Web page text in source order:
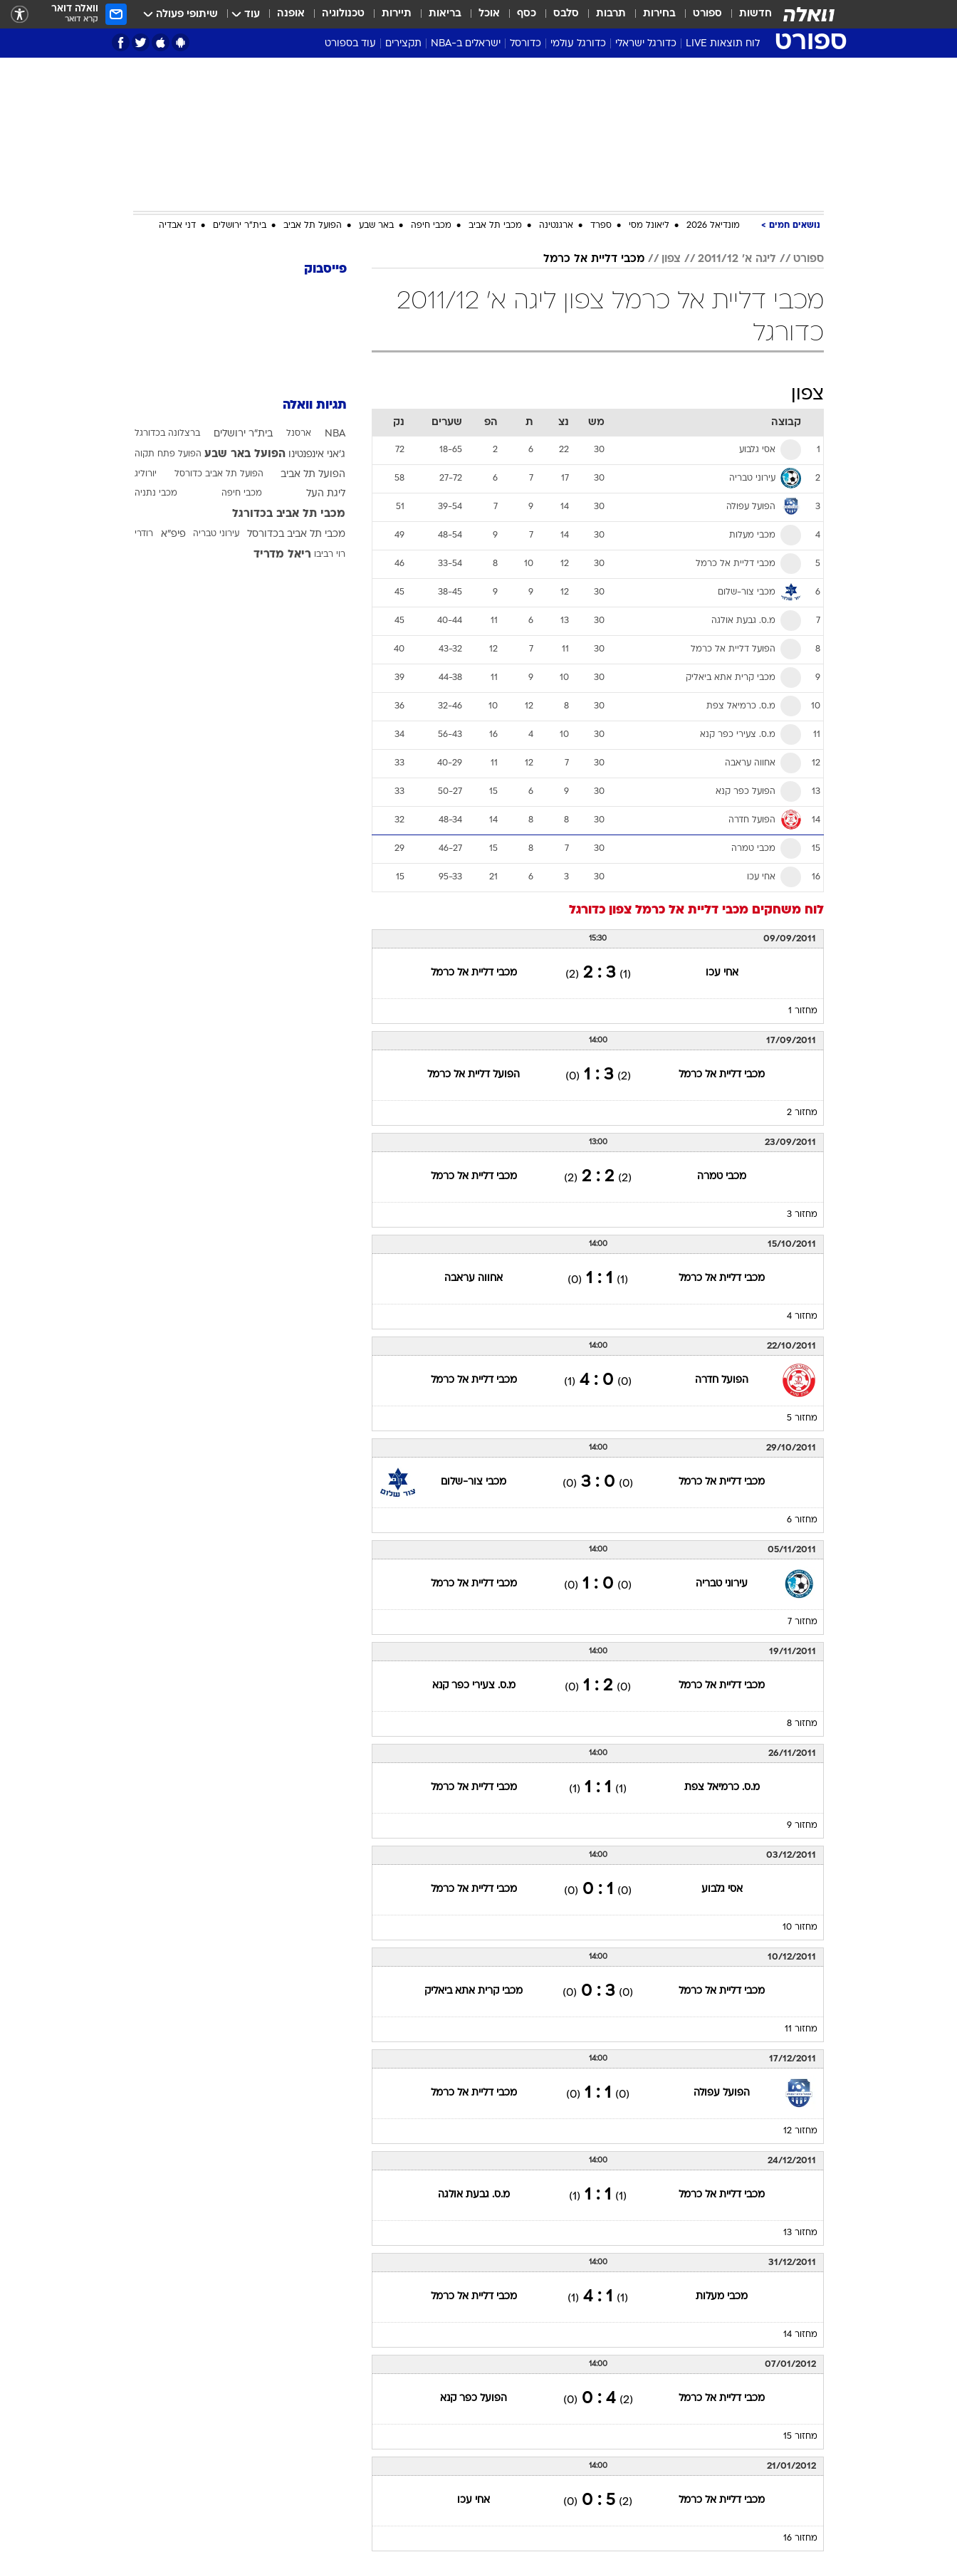
חדשות ספורט בחירות תרבות סלבס כסף אוכל בריאות תיירות טכנולוגיה אופנה עוד שיתופי פעולה וואלה דואר
קרא דואר
ספורט לוח תוצאות LIVE כדורגל ישראלי
ליגה א'
כדורגל עולמי
דרום אמריקה
כדורסל ישראלים ב-NBA תקצירים עוד בספורט
סערה בממלכה
4-4-2
משרד החוץ
רץ על הקווים
ספורט בחקירה
סוגרים שנה
מונדיאל 2014
בראש ובראשונה
אליפות אפריקה 2015
כתבו לנו
נושאים חמים מונדיאל 2026 ליאונל מסי ספרד ארגנטינה מכבי תל אביב מכבי חיפה באר שבע הפועל תל אביב בית"ר ירושלים דני אבדיה
ספורט ליגה א' 2011/12 צפון מכבי דליית אל כרמל
מכבי דליית אל כרמל צפון ליגה א' 2011/12
כדורגל
צפון
קבוצה מש נצ ת הפ שערים נק
1 אסי גלבוע 30
22
6
2
18-65
72
2 עירוני טבריה 30
17
7
6
27-72
58
3 הפועל עפולה 30
14
9
7
39-54
51
4 מכבי מעלות 30
14
7
9
48-54
49
5 מכבי דליית אל כרמל 30
12
10
8
33-54
46
6 מכבי צור-שלום 30
12
9
9
38-45
45
7 מ.ס. גבעת אולגה 30
13
6
11
40-44
45
8 הפועל דליית אל כרמל 30
11
7
12
43-32
40
9 מכבי קרית אתא ביאליק 30
10
9
11
44-38
39
10 מ.ס. כרמיאל צפת 30
8
12
10
32-46
36
11 מ.ס. צעירי כפר קנא 30
10
4
16
56-43
34
12 אחווה עראבה 30
7
12
11
40-29
33
13 הפועל כפר קנא 30
9
6
15
50-27
33
14 הפועל חדרה 30
8
8
14
48-34
32
15 מכבי טמרה 30
7
8
15
46-27
29
16 אחי עכו 30
3
6
21
95-33
15
לוח משחקים מכבי דליית אל כרמל צפון כדורגל
09/09/2011
15:30
אחי עכו (1)
3 : 2
(2) מכבי דליית אל כרמל
מחזור 1
17/09/2011
14:00
מכבי דליית אל כרמל (2)
3 : 1
(0) הפועל דליית אל כרמל
מחזור 2
23/09/2011
13:00
מכבי טמרה (2)
2 : 2
(2) מכבי דליית אל כרמל
מחזור 3
15/10/2011
14:00
מכבי דליית אל כרמל (1)
1 : 1
(0) אחווה עראבה
מחזור 4
22/10/2011
14:00
הפועל חדרה (0)
0 : 4
(1) מכבי דליית אל כרמל
מחזור 5
29/10/2011
14:00
מכבי דליית אל כרמל (0)
0 : 3
(0) מכבי צור-שלום
מחזור 6
05/11/2011
14:00
עירוני טבריה (0)
0 : 1
(0) מכבי דליית אל כרמל
מחזור 7
19/11/2011
14:00
מכבי דליית אל כרמל (0)
2 : 1
(0) מ.ס. צעירי כפר קנא
מחזור 8
26/11/2011
14:00
מ.ס. כרמיאל צפת (1)
1 : 1
(1) מכבי דליית אל כרמל
מחזור 9
03/12/2011
14:00
אסי גלבוע (0)
1 : 0
(0) מכבי דליית אל כרמל
מחזור 10
10/12/2011
14:00
מכבי דליית אל כרמל (0)
3 : 0
(0) מכבי קרית אתא ביאליק
מחזור 11
17/12/2011
14:00
הפועל עפולה (0)
1 : 1
(0) מכבי דליית אל כרמל
מחזור 12
24/12/2011
14:00
מכבי דליית אל כרמל (1)
1 : 1
(1) מ.ס. גבעת אולגה
מחזור 13
31/12/2011
14:00
מכבי מעלות (1)
1 : 4
(1) מכבי דליית אל כרמל
מחזור 14
07/01/2012
14:00
מכבי דליית אל כרמל (2)
4 : 0
(0) הפועל כפר קנא
מחזור 15
21/01/2012
14:00
מכבי דליית אל כרמל (2)
5 : 0
(0) אחי עכו
מחזור 16
פייסבוק
תגיות וואלה
NBA ארסנל בית"ר ירושלים ברצלונה בכדורגל
ג'אני אינפנטינו הפועל באר שבע הפועל פתח תקוה
הפועל תל אביב הפועל תל אביב כדורסל יורוליג
ליגת העל מכבי חיפה מכבי נתניה
מכבי תל אביב בכדורגל
מכבי תל אביב בכדורסל עירוני טבריה פיפ"א רודרי
רוי רביבו ריאל מדריד